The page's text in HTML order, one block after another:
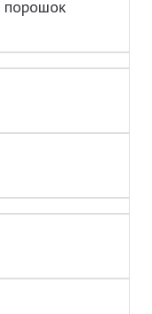
порошок